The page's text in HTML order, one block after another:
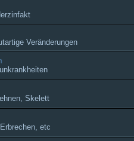
Veränderungen
Skelett
etc